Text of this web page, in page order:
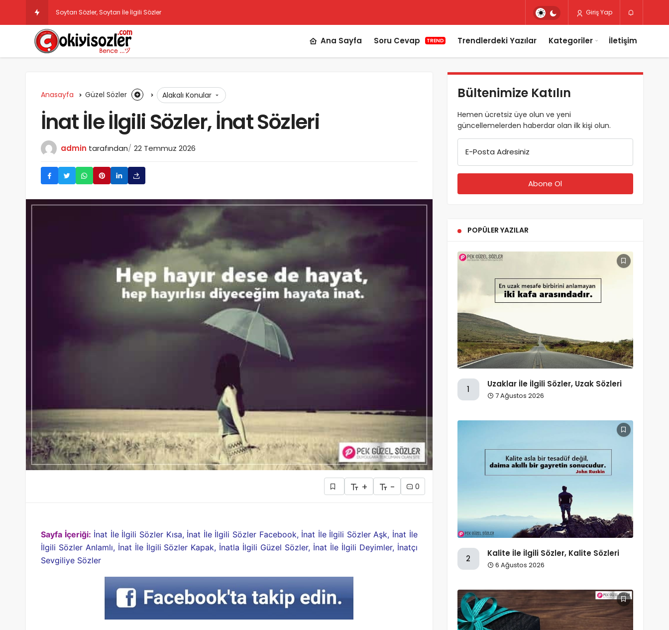
Soytarı Sözler, Soytarı İle İlgili Sözler Giriş Yap
Ana Sayfa Soru Cevap TREND Trendlerdeki Yazılar Kategoriler İletişim
Anasayfa Güzel Sözler Alakalı Konular
İnat İle İlgili Sözler, İnat Sözleri
admin tarafından 22 Temmuz 2026
+ - 0
Sayfa İçeriği: İnat İle İlgili Sözler Kısa, İnat İle İlgili Sözler Facebook, İnat İle İlgili Sözler Aşk, İnat İle
İlgili Sözler Anlamlı, İnat İle İlgili Sözler Kapak, İnatla İlgili Güzel Sözler, İnat İle İlgili Deyimler, İnatçı
Sevgiliye Sözler
Bültenimize Katılın
Hemen ücretsiz üye olun ve yeni
güncellemelerden haberdar olan ilk kişi olun.
E-Posta Adresiniz
POPÜLER YAZILAR
1
Uzaklar İle İlgili Sözler, Uzak Sözleri
7 Ağustos 2026
2
Kalite İle İlgili Sözler, Kalite Sözleri
6 Ağustos 2026